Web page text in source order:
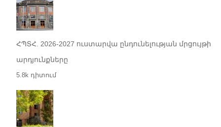
ՀՊՏՀ. 2026-2027 ուստարվա ընդունելության մրցույթի
արդյունքները
5.8k դիտում